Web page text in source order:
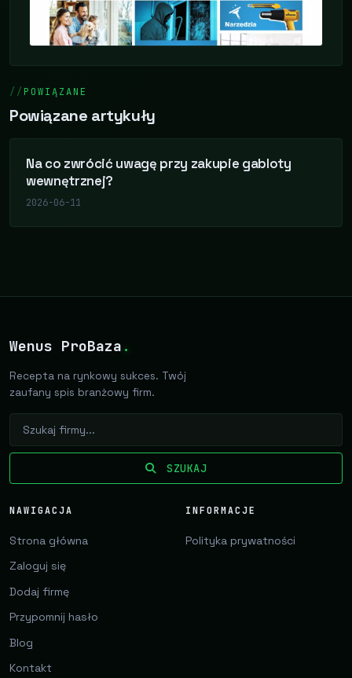
POWIĄZANE
Powiązane artykuły
Na co zwrócić uwagę przy zakupie gabloty
wewnętrznej?
2026-06-11
Wenus ProBaza .
Recepta na rynkowy sukces. Twój
zaufany spis branżowy firm.
SZUKAJ
NAWIGACJA
Strona główna
Zaloguj się
Dodaj firmę
Przypomnij hasło
Blog
Kontakt
INFORMACJE
Polityka prywatności